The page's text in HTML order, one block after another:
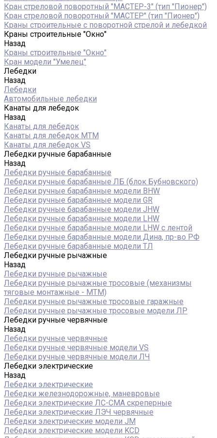
Кран стреловой поворотный "МАСТЕР-3" (тип "Пионер")
Кран стреловой поворотный "МАСТЕР" (тип "Пионер")
Краны строительные с поворотной стрелой и лебедкой
Краны строительные "Окно"
Назад
Краны строительные "Окно"
Кран модели "Умелец"
Лебедки
Назад
Лебедки
Автомобильные лебедки
Канаты для лебедок
Назад
Канаты для лебедок
Канаты для лебедок MTM
Канаты для лебедок VS
Лебедки ручные барабанные
Назад
Лебедки ручные барабанные
Лебедки ручные барабанные ЛБ (блок Бубновского)
Лебедки ручные барабанные модели BHW
Лебедки ручные барабанные модели GR
Лебедки ручные барабанные модели JHW
Лебедки ручные барабанные модели LHW
Лебедки ручные барабанные модели LHW c лентой
Лебедки ручные барабанные модели Дина, пр-во РФ
Лебедки ручные барабанные модели ТЛ
Лебедки ручные рычажные
Назад
Лебедки ручные рычажные
Лебедки ручные рычажные тросовые (механизмы
тяговые монтажные - МТМ)
Лебедки ручные рычажные тросовые гаражные
Лебедки ручные рычажные тросовые модели ЛР
Лебедки ручные червячные
Назад
Лебедки ручные червячные
Лебедки ручные червячные модели VS
Лебедки ручные червячные модели ЛЧ
Лебедки электрические
Назад
Лебедки электрические
Лебедки железнодорожные, маневровые
Лебедки электрические ЛС-СМА скреперные
Лебедки электрические ЛЭЧ червячные
Лебедки электрические модели JM
Лебедки электрические модели KCD